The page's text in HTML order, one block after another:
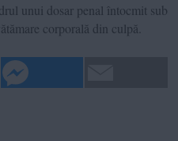
unui dosar penal întocmit sub
corporală din culpă.